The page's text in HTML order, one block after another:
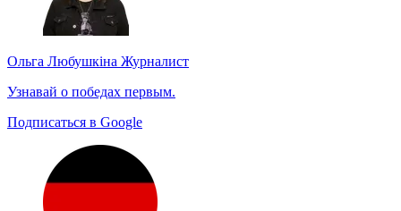
Ольга Любушкіна Журналист
Узнавай о победах первым.
Подписаться в Google